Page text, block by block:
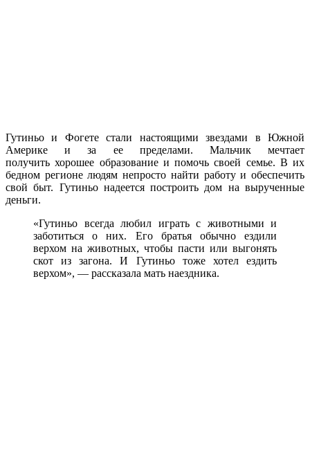
Гутиньо и Фогете стали настоящими звездами в Южной
Америке и за ее пределами. Мальчик мечтает
получить хорошее образование и помочь своей семье. В их
бедном регионе людям непросто найти работу и обеспечить
свой быт. Гутиньо надеется построить дом на вырученные
деньги.
«Гутиньо всегда любил играть с животными и
заботиться о них. Его братья обычно ездили
верхом на животных, чтобы пасти или выгонять
скот из загона. И Гутиньо тоже хотел ездить
верхом», — рассказала мать наездника.